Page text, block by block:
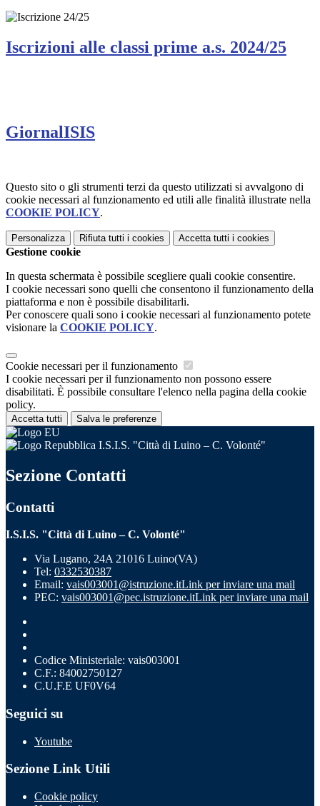
Iscrizioni alle classi prime a.s. 2024/25
GiornalISIS
Questo sito o gli strumenti terzi da questo utilizzati si avvalgono di
cookie necessari al funzionamento ed utili alle finalità illustrate nella
COOKIE POLICY.
Personalizza Rifiuta tutti i cookies Accetta tutti i cookies
Gestione cookie
In questa schermata è possibile scegliere quali cookie consentire.
I cookie necessari sono quelli che consentono il funzionamento della
piattaforma e non è possibile disabilitarli.
Per conoscere quali sono i cookie necessari al funzionamento potete
visionare la COOKIE POLICY.
Cookie necessari per il funzionamento
I cookie necessari per il funzionamento non possono essere
disabilitati. È possibile consultare l'elenco nella pagina della cookie
policy.
Accetta tutti Salva le preferenze
I.S.I.S. "Città di Luino – C. Volonté"
Sezione Contatti
Contatti
I.S.I.S. "Città di Luino – C. Volonté"
Via Lugano, 24A 21016 Luino(VA)
Tel: 0332530387
Email: vais003001@istruzione.itLink per inviare una mail
PEC: vais003001@pec.istruzione.itLink per inviare una mail
Codice Ministeriale: vais003001
C.F.: 84002750127
C.U.F.E UF0V64
Seguici su
Youtube
Sezione Link Utili
Cookie policy